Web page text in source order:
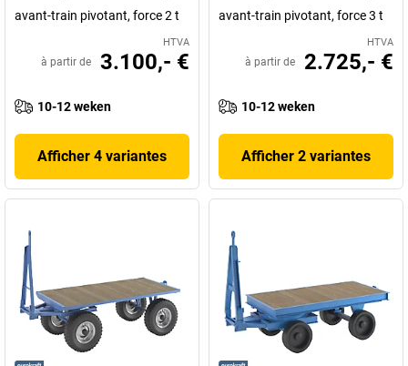
avant-train pivotant, force 2 t
HTVA
à partir de 3.100,- €
10-12 weken
Afficher 4 variantes
avant-train pivotant, force 3 t
HTVA
à partir de 2.725,- €
10-12 weken
Afficher 2 variantes